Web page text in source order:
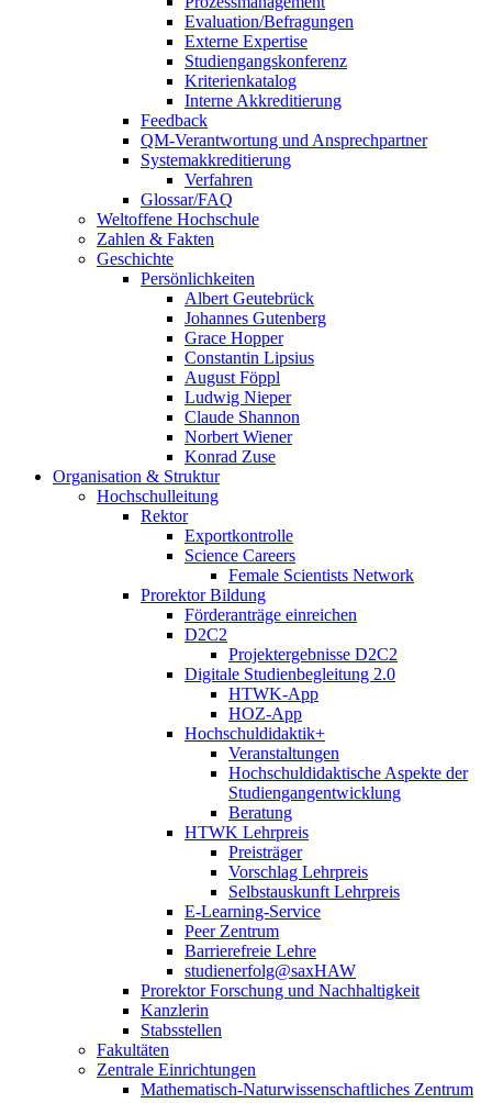
Evaluation/Befragungen
Externe Expertise
Studiengangskonferenz
Kriterienkatalog
Interne Akkreditierung
Feedback
QM-Verantwortung und Ansprechpartner
Systemakkreditierung
Verfahren
Glossar/FAQ
Weltoffene Hochschule
Zahlen & Fakten
Geschichte
Persönlichkeiten
Albert Geutebrück
Johannes Gutenberg
Grace Hopper
Constantin Lipsius
August Föppl
Ludwig Nieper
Claude Shannon
Norbert Wiener
Konrad Zuse
Organisation & Struktur
Hochschulleitung
Rektor
Exportkontrolle
Science Careers
Female Scientists Network
Prorektor Bildung
Förderanträge einreichen
D2C2
Projektergebnisse D2C2
Digitale Studienbegleitung 2.0
HTWK-App
HOZ-App
Hochschuldidaktik+
Veranstaltungen
Hochschuldidaktische Aspekte der
Studiengangentwicklung
Beratung
HTWK Lehrpreis
Preisträger
Vorschlag Lehrpreis
Selbstauskunft Lehrpreis
E-Learning-Service
Peer Zentrum
Barrierefreie Lehre
studienerfolg@saxHAW
Prorektor Forschung und Nachhaltigkeit
Kanzlerin
Stabsstellen
Fakultäten
Zentrale Einrichtungen
Mathematisch-Naturwissenschaftliches Zentrum